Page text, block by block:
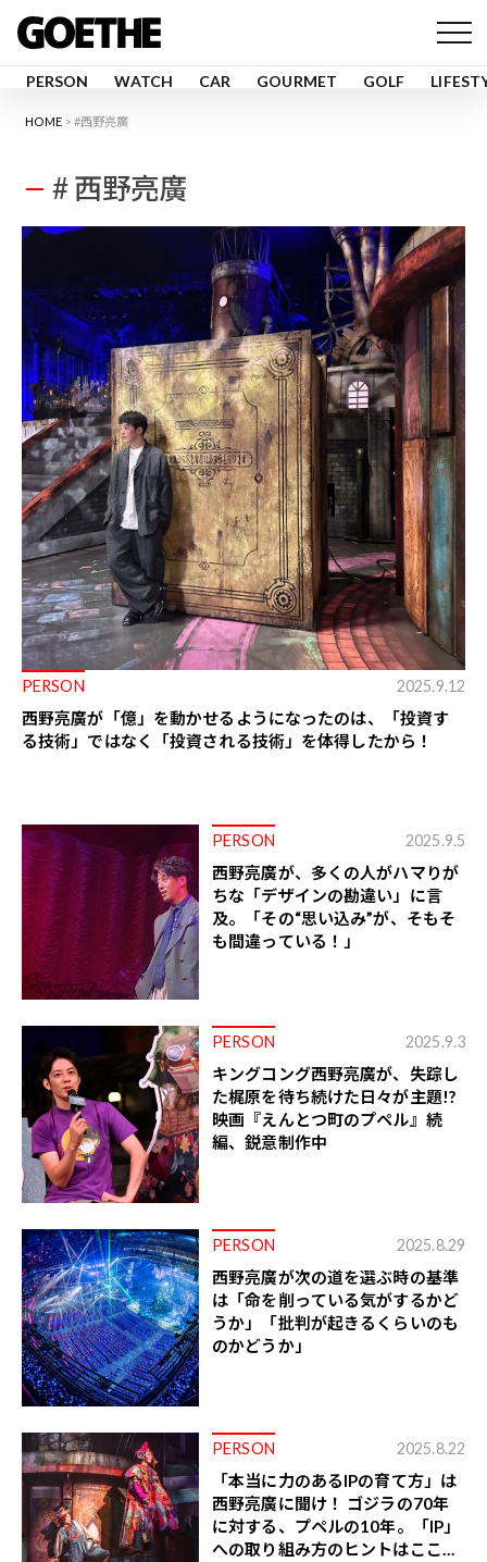
PERSON WATCH CAR GOURMET GOLF
HOME #西野亮廣
# 西野亮廣
PERSON 2025.9.12
西野亮廣が「億」を動かせるようになったのは、「投資す
る技術」ではなく「投資される技術」を体得したから！
PERSON 2025.9.5
西野亮廣が、多くの人がハマりが
ちな「デザインの勘違い」に言
及。「その“思い込み”が、そもそ
も間違っている！」
PERSON 2025.9.3
キングコング西野亮廣が、失踪し
た梶原を待ち続けた日々が主題!?
映画『えんとつ町のプペル』続
編、鋭意制作中
PERSON 2025.8.29
西野亮廣が次の道を選ぶ時の基準
は「命を削っている気がするかど
うか」「批判が起きるくらいのも
のかどうか」
PERSON 2025.8.22
「本当に力のあるIPの育て方」は
西野亮廣に聞け！ ゴジラの70年
に対する、プペルの10年。「IP」
への取り組み方のヒントはここ